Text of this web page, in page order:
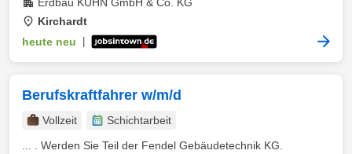
Kirchardt
heute neu
Berufskraftfahrer w/m/d
Vollzeit
Schichtarbeit
... . Werden Sie Teil der Fendel Gebäudetechnik KG.